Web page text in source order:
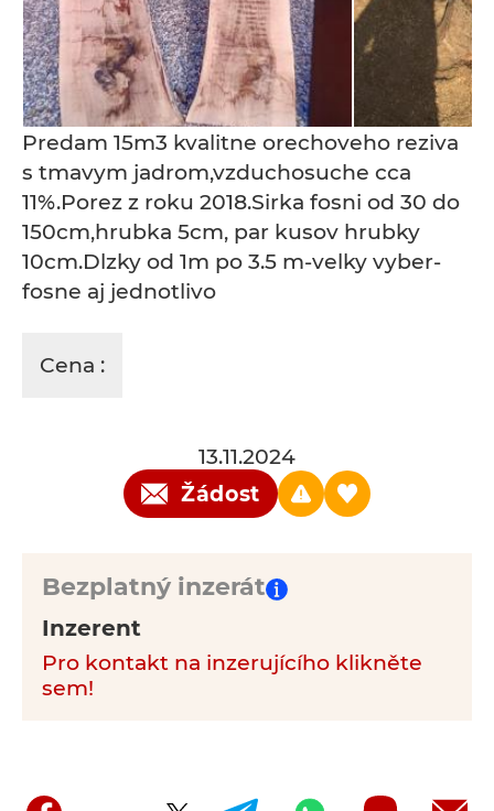
Predam 15m3 kvalitne orechoveho reziva
s tmavym jadrom,vzduchosuche cca
11%.Porez z roku 2018.Sirka fosni od 30 do
150cm,hrubka 5cm, par kusov hrubky
10cm.Dlzky od 1m po 3.5 m-velky vyber-
fosne aj jednotlivo
Cena :
13.11.2024
Žádost
Bezplatný inzerát
Inzerent
Pro kontakt na inzerujícího klikněte
sem!